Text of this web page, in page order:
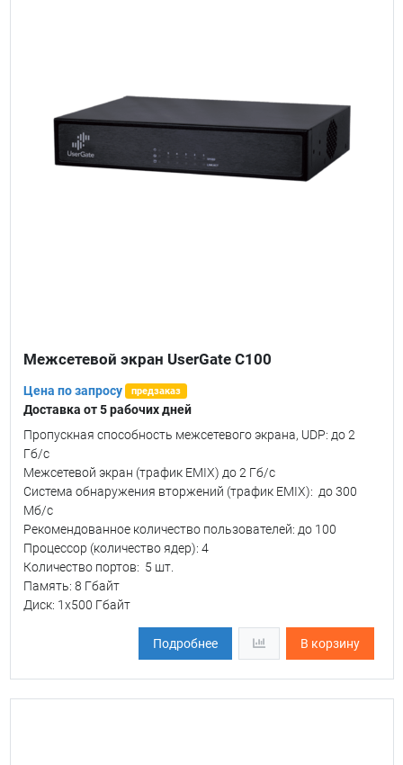
Межсетевой экран UserGate C100
Цена по запросу предзаказ
Доставка от 5 рабочих дней
Пропускная способность межсетевого экрана, UDP: до 2
Гб/c
Межсетевой экран (трафик EMIX) до 2 Гб/c
Система обнаружения вторжений (трафик EMIX): до 300
Мб/c
Рекомендованное количество пользователей: до 100
Процессор (количество ядер): 4
Количество портов: 5 шт.
Память: 8 Гбайт
Диск: 1х500 Гбайт
Подробнее В корзину